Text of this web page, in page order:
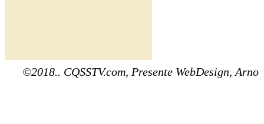
©2018.. CQSSTV.com, Presente WebDesign, Arno